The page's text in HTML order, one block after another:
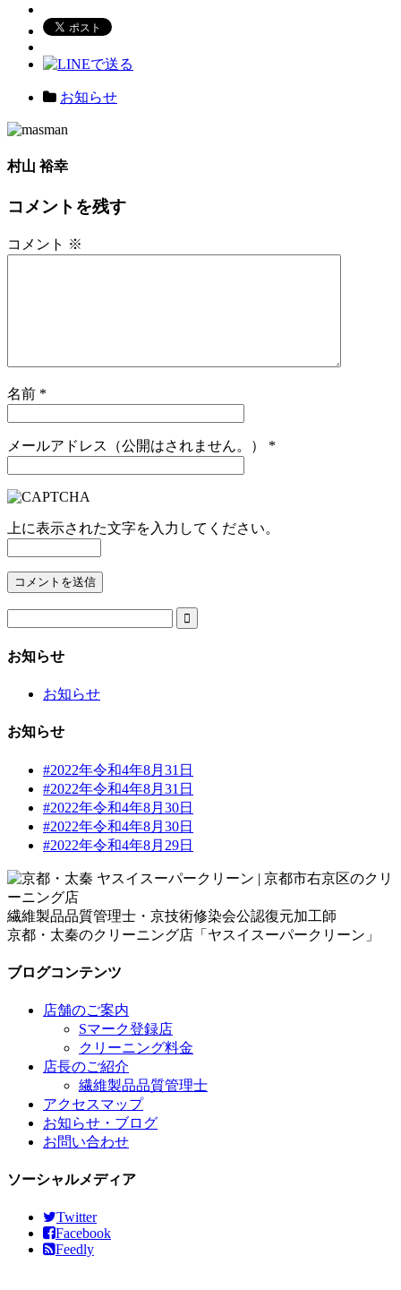
お知らせ
村山 裕幸
コメントを残す
コメント ※
名前 *
メールアドレス（公開はされません。） *
上に表示された文字を入力してください。

お知らせ
お知らせ
お知らせ
#2022年令和4年8月31日
#2022年令和4年8月31日
#2022年令和4年8月30日
#2022年令和4年8月30日
#2022年令和4年8月29日
繊維製品品質管理士・京技術修染会公認復元加工師
京都・太秦のクリーニング店「ヤスイスーパークリーン」
ブログコンテンツ
店舗のご案内
Sマーク登録店
クリーニング料金
店長のご紹介
繊維製品品質管理士
アクセスマップ
お知らせ・ブログ
お問い合わせ
ソーシャルメディア
Twitter
Facebook
Feedly